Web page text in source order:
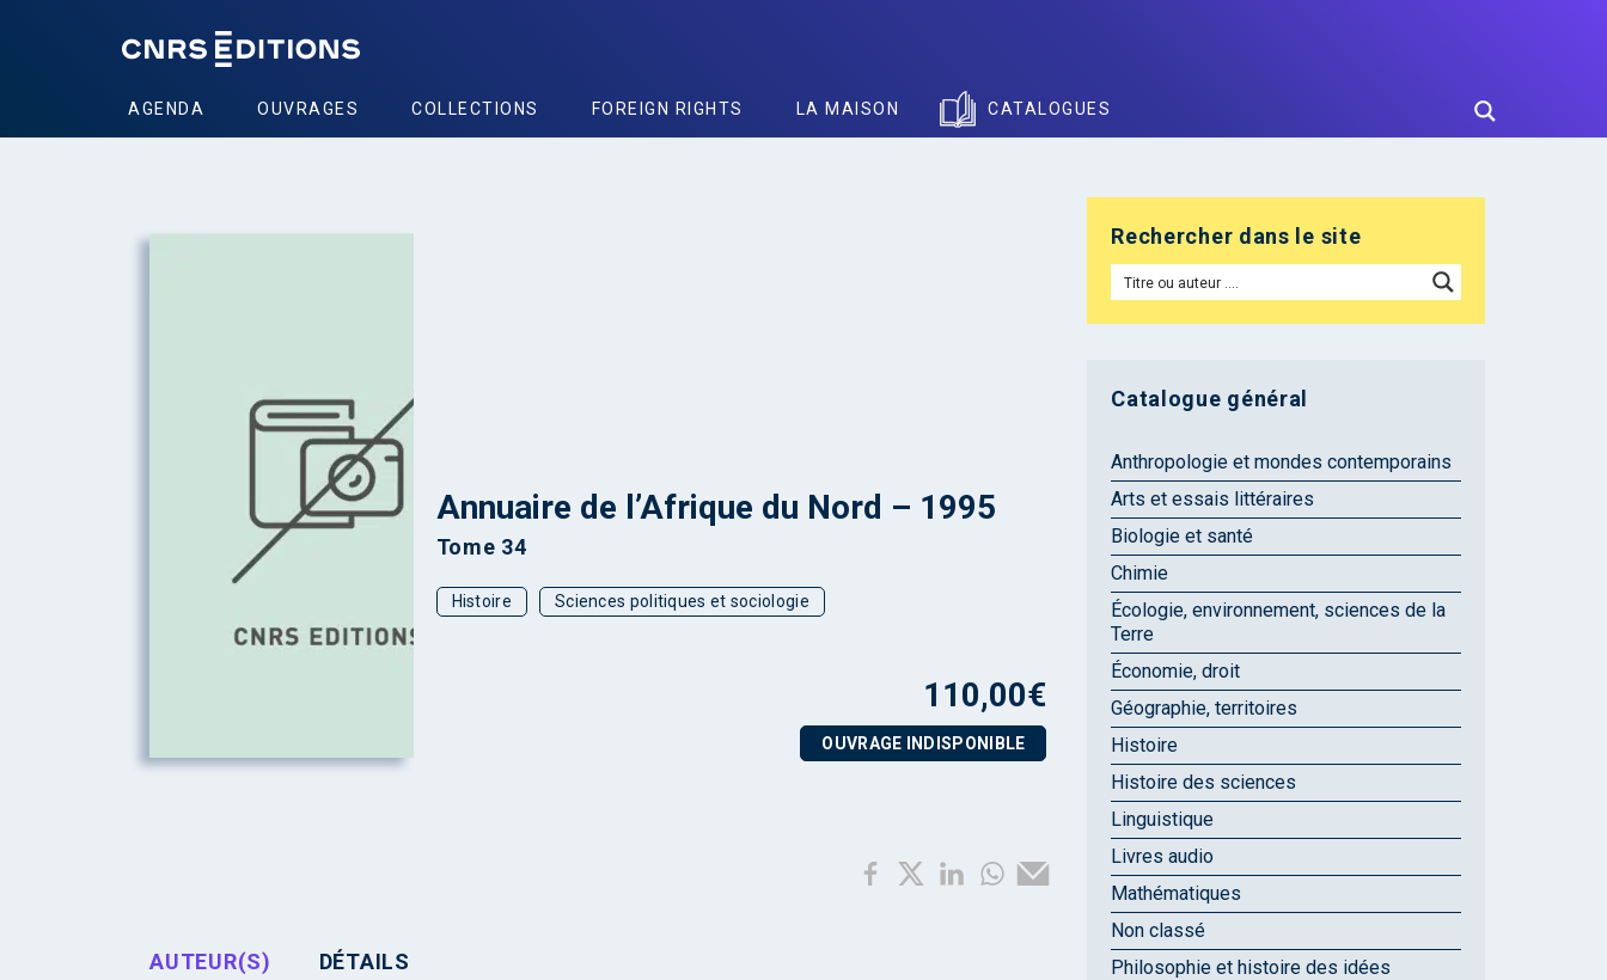
AGENDA OUVRAGES COLLECTIONS FOREIGN RIGHTS LA MAISON CATALOGUES
Annuaire de l’Afrique du Nord – 1995
Tome 34
Histoire Sciences politiques et sociologie
110,00€
OUVRAGE INDISPONIBLE
AUTEUR(S) DÉTAILS
Rechercher dans le site
Catalogue général
Anthropologie et mondes contemporains
Arts et essais littéraires
Biologie et santé
Chimie
Écologie, environnement, sciences de la
Terre
Économie, droit
Géographie, territoires
Histoire
Histoire des sciences
Linguistique
Livres audio
Mathématiques
Non classé
Philosophie et histoire des idées